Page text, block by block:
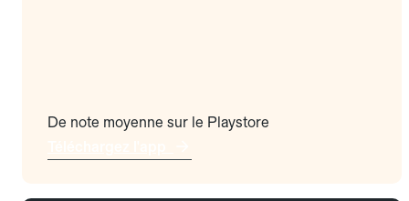
De note moyenne sur le Playstore